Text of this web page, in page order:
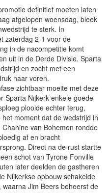
definitief moeten laten
afgelopen woensdag, bleek
te sterk. In
zaterdag 2-1 voor de
in de nacompetitie komt
uit in de Derde Divisie. Sparta
en zocht met een
naar voren.
zichtbaar moeite met deze
Sparta Nijkerk enkele goede
plooide echter terug,
moment dat de wedstrijd in
van Bohemen rondde
af en bracht
Direct na de rust startte
schot van Tyrone Fonville
later deelden de gastheren
Nijkerkse opbouw schakelde
Jim Beers beheerst de